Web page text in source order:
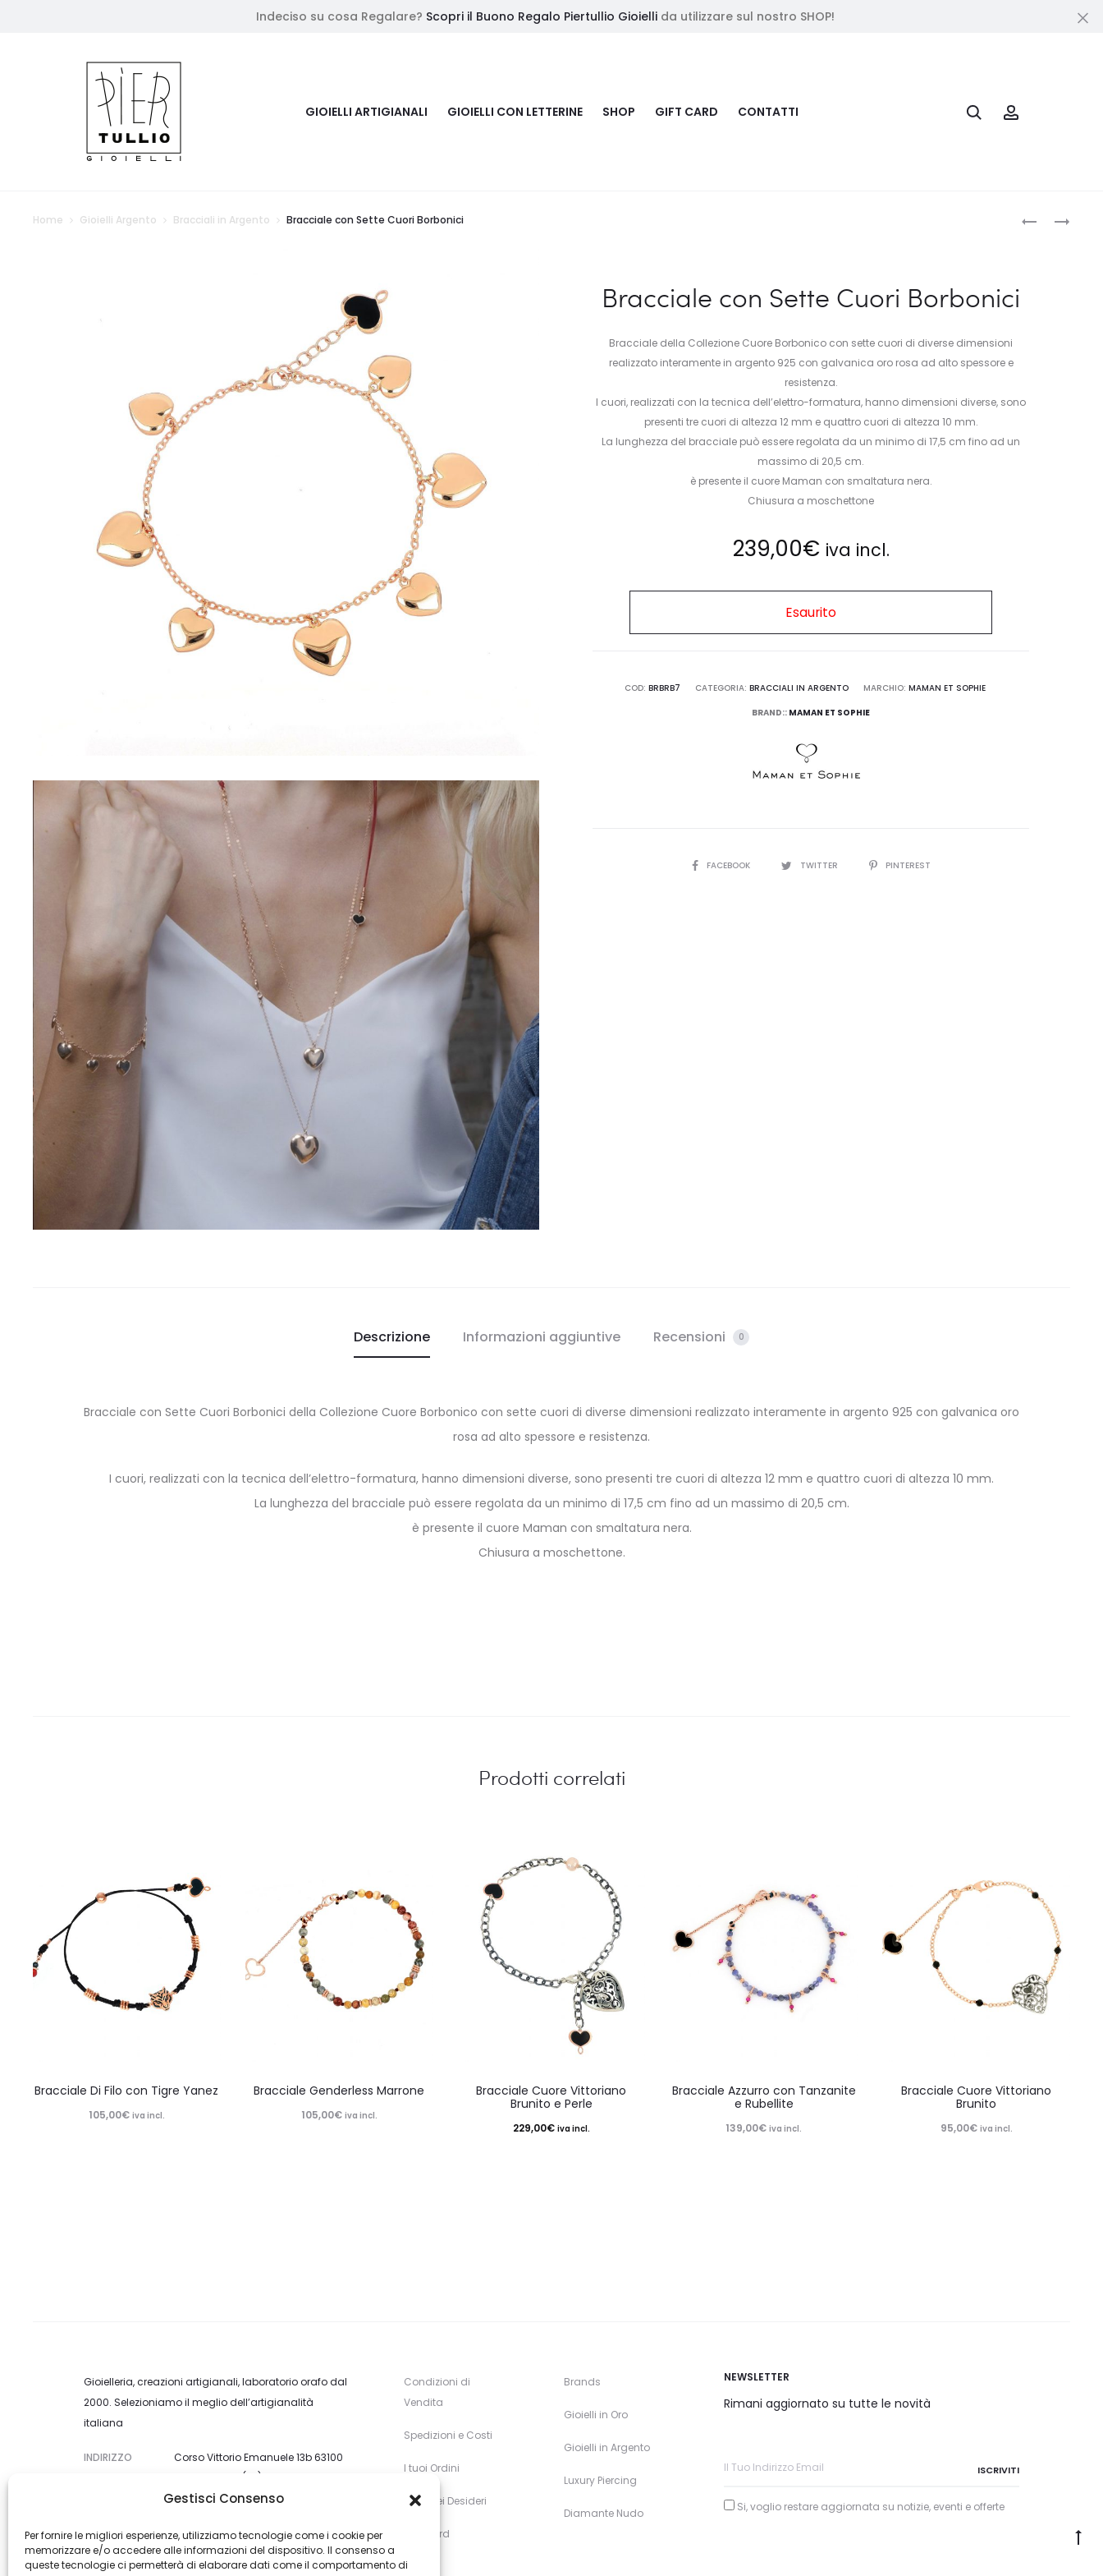
Gestisci Consenso
Per fornire le migliori esperienze, utilizziamo tecnologie come i cookie per
memorizzare e/o accedere alle informazioni del dispositivo. Il consenso a
queste tecnologie ci permetterà di elaborare dati come il comportamento di
Indeciso su cosa Regalare? Scopri il Buono Regalo Piertullio Gioielli da utilizzare sul nostro SHOP!
GIOIELLI ARTIGIANALI GIOIELLI CON LETTERINE SHOP GIFT CARD CONTATTI Search
PENDENTE
BRACCIALE
Home Gioielli Argento Bracciali in Argento Bracciale con Sette Cuori Borbonici
Bracciale con Sette Cuori Borbonici
Bracciale della Collezione Cuore Borbonico con sette cuori di diverse dimensioni
realizzato interamente in argento 925 con galvanica oro rosa ad alto spessore e
resistenza.
I cuori, realizzati con la tecnica dell’elettro-formatura, hanno dimensioni diverse, sono
presenti tre cuori di altezza 12 mm e quattro cuori di altezza 10 mm.
La lunghezza del bracciale può essere regolata da un minimo di 17,5 cm fino ad un
massimo di 20,5 cm.
è presente il cuore Maman con smaltatura nera.
Chiusura a moschettone
239,00€ iva incl.
Esaurito
COD: BRBRB7 CATEGORIA: BRACCIALI IN ARGENTO MARCHIO: MAMAN ET SOPHIE
BRAND:: MAMAN ET SOPHIE
SHAREFACEBOOK TWITTER PINTEREST
Descrizione Informazioni aggiuntive Recensioni 0
Bracciale con Sette Cuori Borbonici della Collezione Cuore Borbonico con sette cuori di diverse dimensioni realizzato interamente in argento 925 con galvanica oro
rosa ad alto spessore e resistenza.
I cuori, realizzati con la tecnica dell’elettro-formatura, hanno dimensioni diverse, sono presenti tre cuori di altezza 12 mm e quattro cuori di altezza 10 mm.
La lunghezza del bracciale può essere regolata da un minimo di 17,5 cm fino ad un massimo di 20,5 cm.
è presente il cuore Maman con smaltatura nera.
Chiusura a moschettone.
Prodotti correlati
Bracciale Di Filo con Tigre Yanez
105,00€ iva incl.
Bracciale Genderless Marrone
105,00€ iva incl.
Bracciale Cuore Vittoriano
Brunito e Perle
229,00€ iva incl.
Bracciale Azzurro con Tanzanite
e Rubellite
139,00€ iva incl.
Bracciale Cuore Vittoriano
Brunito
95,00€ iva incl.
Gioielleria, creazioni artigianali, laboratorio orafo dal
2000. Selezioniamo il meglio dell’artigianalità
italiana
INDIRIZZO
Corso Vittorio Emanuele 13b 63100
Ascoli Piceno (AP)
+39.0736252953
Condizioni di
Vendita
Spedizioni e Costi
I tuoi Ordini
Lista dei Desideri
Gift Card
Brands
Gioielli in Oro
Gioielli in Argento
Luxury Piercing
Diamante Nudo
NEWSLETTER
Rimani aggiornato su tutte le novità
Si, voglio restare aggiornata su notizie, eventi e offerte